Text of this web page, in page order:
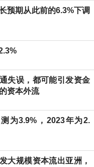
预期从此前的6.3%下调
失误，都可能引发资金
资本外流
为3.9%，2023年为2.
大规模资本流出亚洲，